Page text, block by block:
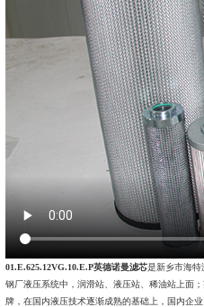
01.E.625.12VG.10.E.P英德诺曼滤芯是新乡市海特
钢厂液压系统中，润滑站、液压站、稀油站上面
牌，在国内液压技术逐渐成熟的基础上，国内企